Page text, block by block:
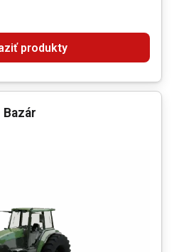
produkty
Bazár